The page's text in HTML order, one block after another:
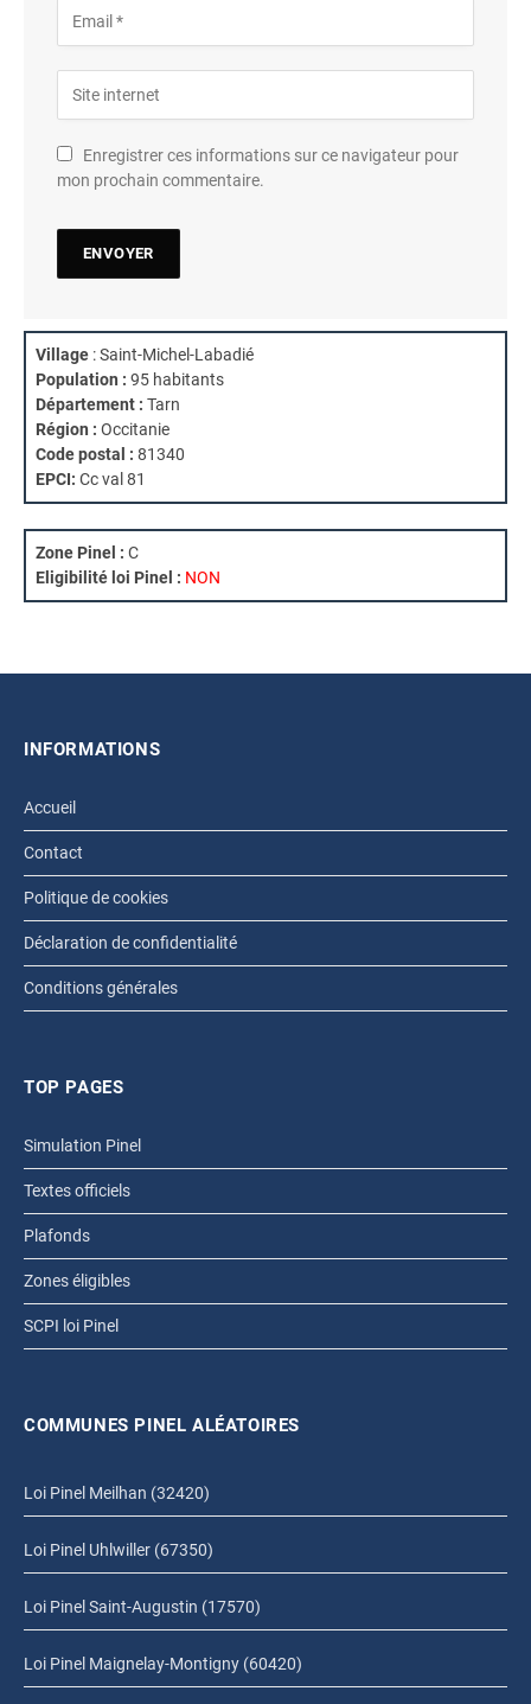
Enregistrer ces informations sur ce navigateur pour
mon prochain commentaire.
Village : Saint-Michel-Labadié
Population : 95 habitants
Département : Tarn
Région : Occitanie
Code postal : 81340
EPCI: Cc val 81
Zone Pinel : C
Eligibilité loi Pinel : NON
INFORMATIONS
Accueil
Contact
Politique de cookies
Déclaration de confidentialité
Conditions générales
TOP PAGES
Simulation Pinel
Textes officiels
Plafonds
Zones éligibles
SCPI loi Pinel
COMMUNES PINEL ALÉATOIRES
Loi Pinel Meilhan (32420)
Loi Pinel Uhlwiller (67350)
Loi Pinel Saint-Augustin (17570)
Loi Pinel Maignelay-Montigny (60420)